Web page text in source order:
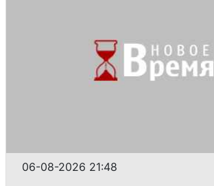
06-08-2026 21:48